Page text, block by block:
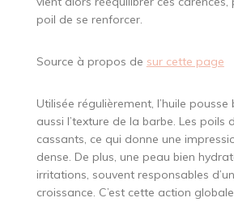
poil de se renforcer.
Source à propos de sur cette page
Utilisée régulièrement, l’huile
aussi l’texture de la barbe. Les poils
cassants, ce qui donne une
dense. De plus, une peau bien
irritations, souvent responsables
croissance. C’est cette action